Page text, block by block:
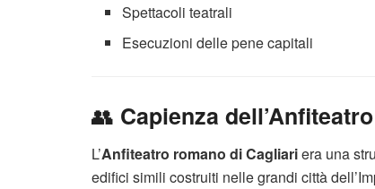
Spettacoli teatrali
Esecuzioni delle pene capitali
👥 Capienza
L’Anfiteatro romano di Cagliariera una
edifici simili costruiti nelle grandi città